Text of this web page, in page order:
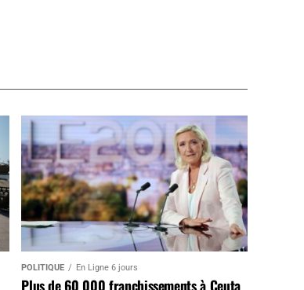
POLITIQUE En Ligne 6 jours
Plus de 60 000 franchissements à Ceuta